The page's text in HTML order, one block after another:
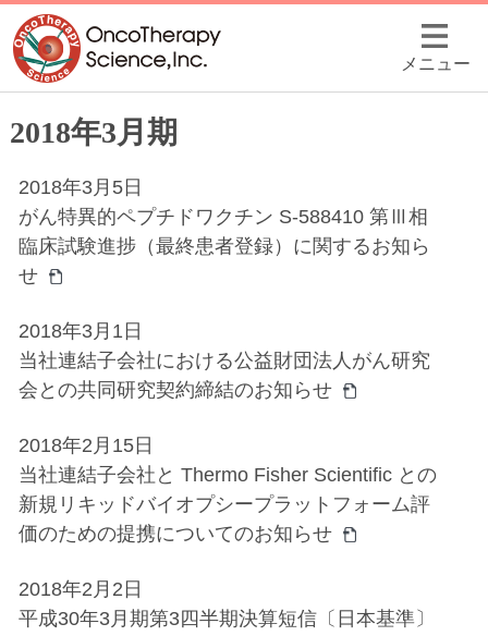
メニュー
2018年3月期
2018年3月5日
がん特異的ペプチドワクチン S-588410 第Ⅲ相
臨床試験進捗（最終患者登録）に関するお知ら
せ
2018年3月1日
当社連結子会社における公益財団法人がん研究
会との共同研究契約締結のお知らせ
2018年2月15日
当社連結子会社と Thermo Fisher Scientific との
新規リキッドバイオプシープラットフォーム評
価のための提携についてのお知らせ
2018年2月2日
平成30年3月期第3四半期決算短信〔日本基準〕